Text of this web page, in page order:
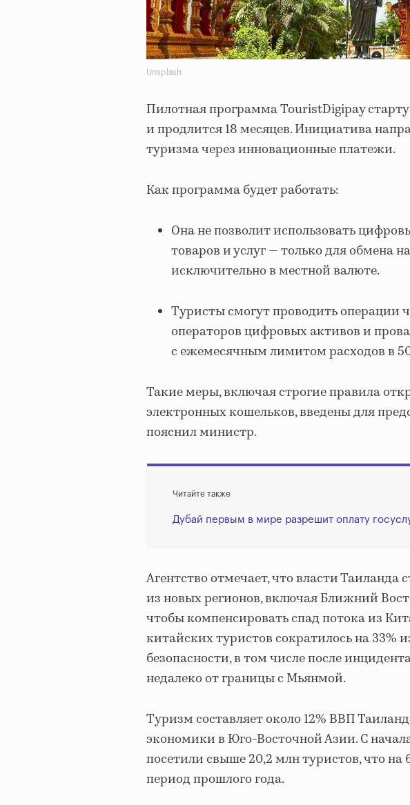
Unsplash
Пилотная программа TouristDigipay
и продлится 18 месяцев. Инициатива
туризма через инновационные платежи.
Как программа будет работать:
Она не позволит использовать
товаров и услуг — только для обмена
исключительно в местной валюте.
Туристы смогут проводить операции
операторов цифровых активов и
с ежемесячным лимитом расходов в
Такие меры, включая строгие правила
электронных кошельков, введены для
пояснил министр.
Читайте также
Дубай первым в мире разрешит оплату
Агентство отмечает, что власти Таиланда
из новых регионов, включая Ближний
чтобы компенсировать спад потока из
китайских туристов сократилось на 33%
безопасности, в том числе после
недалеко от границы с Мьянмой.
Туризм составляет около 12% ВВП
экономики в Юго-Восточной Азии. С
посетили свыше 20,2 млн туристов, что
период прошлого года.